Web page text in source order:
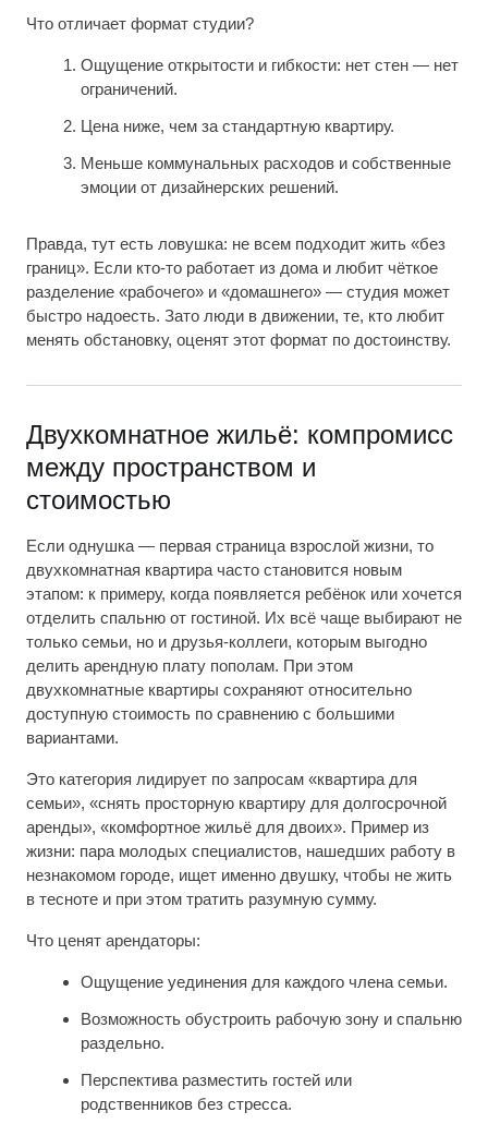
Что отличает формат студии?
Ощущение открытости и гибкости: нет стен — нет
ограничений.
Цена ниже, чем за стандартную квартиру.
Меньше коммунальных расходов и собственные
эмоции от дизайнерских решений.
Правда, тут есть ловушка: не всем подходит жить «без
границ». Если кто-то работает из дома и любит чёткое
разделение «рабочего» и «домашнего» — студия может
быстро надоесть. Зато люди в движении, те, кто любит
менять обстановку, оценят этот формат по достоинству.
Двухкомнатное жильё: компромисс
между пространством и
стоимостью
Если однушка — первая страница взрослой жизни, то
двухкомнатная квартира часто становится новым
этапом: к примеру, когда появляется ребёнок или хочется
отделить спальню от гостиной. Их всё чаще выбирают не
только семьи, но и друзья-коллеги, которым выгодно
делить арендную плату пополам. При этом
двухкомнатные квартиры сохраняют относительно
доступную стоимость по сравнению с большими
вариантами.
Это категория лидирует по запросам «квартира для
семьи», «снять просторную квартиру для долгосрочной
аренды», «комфортное жильё для двоих». Пример из
жизни: пара молодых специалистов, нашедших работу в
незнакомом городе, ищет именно двушку, чтобы не жить
в тесноте и при этом тратить разумную сумму.
Что ценят арендаторы:
Ощущение уединения для каждого члена семьи.
Возможность обустроить рабочую зону и спальню
раздельно.
Перспектива разместить гостей или
родственников без стресса.